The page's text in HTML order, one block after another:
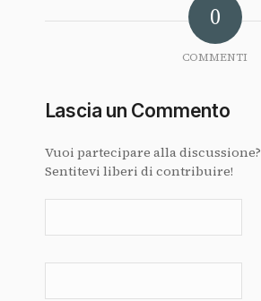
0
COMMENTI
Lascia un Commento
Vuoi partecipare alla discussione?
Sentitevi liberi di contribuire!